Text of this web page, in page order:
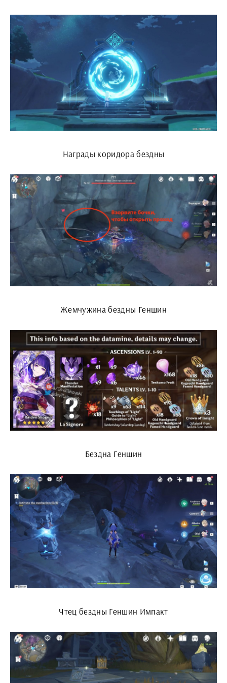
Награды коридора бездны
Жемчужина бездны Геншин
Бездна Геншин
Чтец бездны Геншин Импакт